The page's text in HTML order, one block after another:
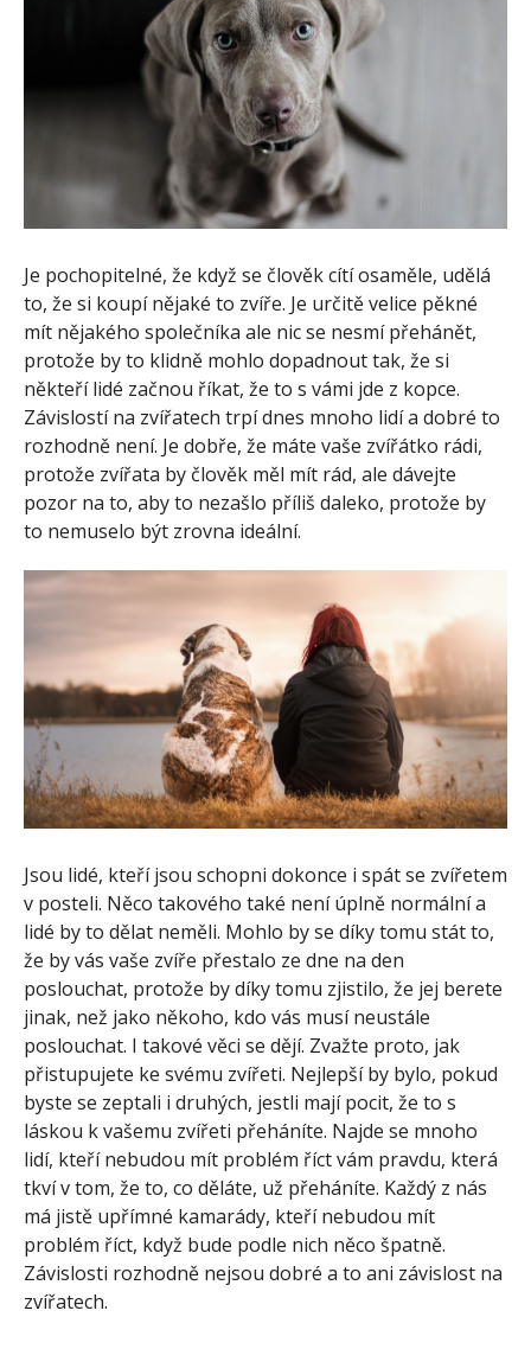
Je pochopitelné, že když se člověk cítí osaměle, udělá
to, že si koupí nějaké to zvíře. Je určitě velice pěkné
mít nějakého společníka ale nic se nesmí přehánět,
protože by to klidně mohlo dopadnout tak, že si
někteří lidé začnou říkat, že to s vámi jde z kopce.
Závislostí na zvířatech trpí dnes mnoho lidí a dobré to
rozhodně není. Je dobře, že máte vaše zvířátko rádi,
protože zvířata by člověk měl mít rád, ale dávejte
pozor na to, aby to nezašlo příliš daleko, protože by
to nemuselo být zrovna ideální.
Jsou lidé, kteří jsou schopni dokonce i spát se zvířetem
v posteli. Něco takového také není úplně normální a
lidé by to dělat neměli. Mohlo by se díky tomu stát to,
že by vás vaše zvíře přestalo ze dne na den
poslouchat, protože by díky tomu zjistilo, že jej berete
jinak, než jako někoho, kdo vás musí neustále
poslouchat. I takové věci se dějí. Zvažte proto, jak
přistupujete ke svému zvířeti. Nejlepší by bylo, pokud
byste se zeptali i druhých, jestli mají pocit, že to s
láskou k vašemu zvířeti přeháníte. Najde se mnoho
lidí, kteří nebudou mít problém říct vám pravdu, která
tkví v tom, že to, co děláte, už přeháníte. Každý z nás
má jistě upřímné kamarády, kteří nebudou mít
problém říct, když bude podle nich něco špatně.
Závislosti rozhodně nejsou dobré a to ani závislost na
zvířatech.